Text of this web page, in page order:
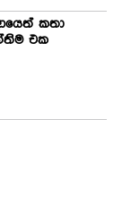
කතා
එක